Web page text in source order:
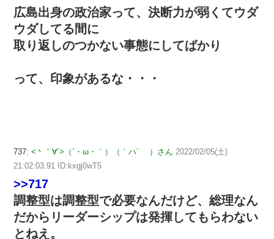
広島出身の政治家って、決断力が弱くてウダ
ウダしてる間に
取り返しのつかない事態にしてばかり
って、印象があるな・・・
737: <丶｀∀´>（´・ω・｀）（｀ハ´ ）さん 2022/02/05(土)
21:02:03.91 ID:kxgj0wT5
>>717
調整型は調整型で必要なんだけど、総理なん
だからリーダーシップは発揮してもらわない
とねえ。